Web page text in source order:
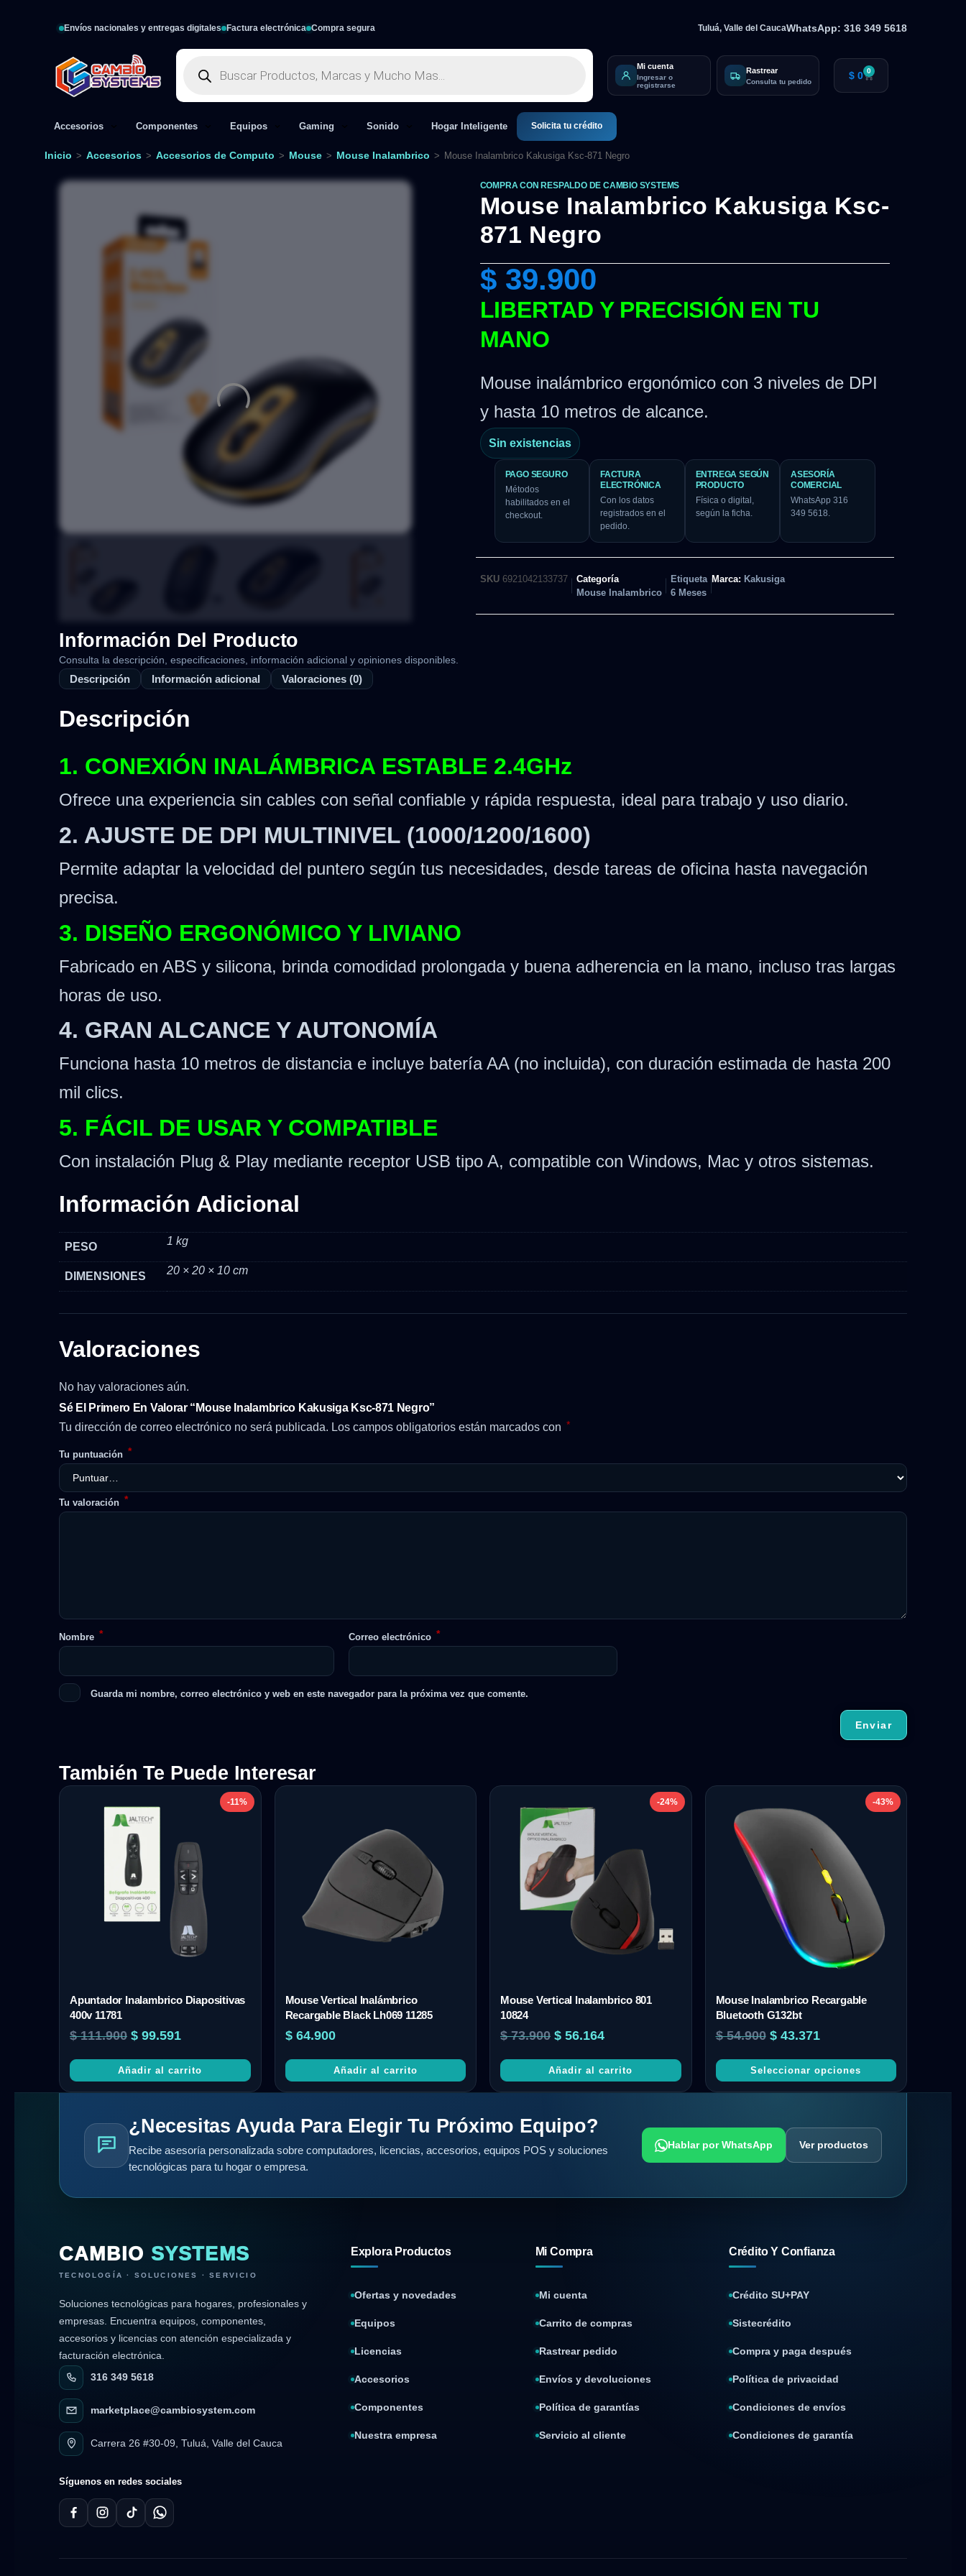
Envíos nacionales y entregas digitales Factura electrónica Compra segura Tuluá, Valle del CaucaWhatsApp: 316 349 5618
Mi cuenta
Ingresar o
registrarse
Rastrear
Consulta tu pedido $ 0 0
Accesorios Componentes Equipos Gaming Sonido Hogar Inteligente Solicita tu crédito
Inicio > Accesorios > Accesorios de Computo > Mouse > Mouse Inalambrico > Mouse Inalambrico Kakusiga Ksc-871 Negro
COMPRA CON RESPALDO DE CAMBIO SYSTEMS
Mouse Inalambrico Kakusiga Ksc-
871 Negro
$39.900
LIBERTAD Y PRECISIÓN EN TU
MANO
Mouse inalámbrico ergonómico con 3 niveles de DPI
y hasta 10 metros de alcance.
Sin existencias
PAGO SEGURO
Métodos
habilitados en el
checkout.
FACTURA
ELECTRÓNICA
Con los datos
registrados en el
pedido.
ENTREGA SEGÚN
PRODUCTO
Física o digital,
según la ficha.
ASESORÍA
COMERCIAL
WhatsApp 316
349 5618.
SKU 6921042133737
Categoría
Mouse Inalambrico
Etiqueta
6 Meses
Marca: Kakusiga
Información Del Producto
Consulta la descripción, especificaciones, información adicional y opiniones disponibles.
Descripción Información adicional Valoraciones (0)
Descripción
1. CONEXIÓN INALÁMBRICA ESTABLE 2.4GHz
Ofrece una experiencia sin cables con señal confiable y rápida respuesta, ideal para trabajo y uso diario.
2. AJUSTE DE DPI MULTINIVEL (1000/1200/1600)
Permite adaptar la velocidad del puntero según tus necesidades, desde tareas de oficina hasta navegación
precisa.
3. DISEÑO ERGONÓMICO Y LIVIANO
Fabricado en ABS y silicona, brinda comodidad prolongada y buena adherencia en la mano, incluso tras largas
horas de uso.
4. GRAN ALCANCE Y AUTONOMÍA
Funciona hasta 10 metros de distancia e incluye batería AA (no incluida), con duración estimada de hasta 200
mil clics.
5. FÁCIL DE USAR Y COMPATIBLE
Con instalación Plug & Play mediante receptor USB tipo A, compatible con Windows, Mac y otros sistemas.
Información Adicional
PESO 1 kg
DIMENSIONES 20 × 20 × 10 cm
Valoraciones
No hay valoraciones aún.
Sé El Primero En Valorar “Mouse Inalambrico Kakusiga Ksc-871 Negro”
Tu dirección de correo electrónico no será publicada. Los campos obligatorios están marcados con *
Tu puntuación *
Tu valoración *
Nombre * Correo electrónico *
Guarda mi nombre, correo electrónico y web en este navegador para la próxima vez que comente.
También Te Puede Interesar
-11%
Apuntador Inalambrico Diapositivas
400v 11781
$111.900 $ 99.591
Añadir al carrito
Mouse Vertical Inalámbrico
Recargable Black Lh069 11285
$64.900
Añadir al carrito
-24%
Mouse Vertical Inalambrico 801
10824
$73.900 $ 56.164
Añadir al carrito
-43%
Mouse Inalambrico Recargable
Bluetooth G132bt
$54.900 $43.371
Seleccionar opciones
¿Necesitas Ayuda Para Elegir Tu Próximo Equipo?
Recibe asesoría personalizada sobre computadores, licencias, accesorios, equipos POS y soluciones
tecnológicas para tu hogar o empresa.
Hablar por WhatsApp Ver productos
CAMBIO SYSTEMS
TECNOLOGÍA · SOLUCIONES · SERVICIO
Soluciones tecnológicas para hogares, profesionales y
empresas. Encuentra equipos, componentes,
accesorios y licencias con atención especializada y
facturación electrónica.
316 349 5618
marketplace@cambiosystem.com
Carrera 26 #30-09, Tuluá, Valle del Cauca
Síguenos en redes sociales
Explora Productos
Ofertas y novedades
Equipos
Licencias
Accesorios
Componentes
Nuestra empresa
Mi Compra
Mi cuenta
Carrito de compras
Rastrear pedido
Envíos y devoluciones
Política de garantías
Servicio al cliente
Crédito Y Confianza
Crédito SU+PAY
Sistecrédito
Compra y paga después
Política de privacidad
Condiciones de envíos
Condiciones de garantía